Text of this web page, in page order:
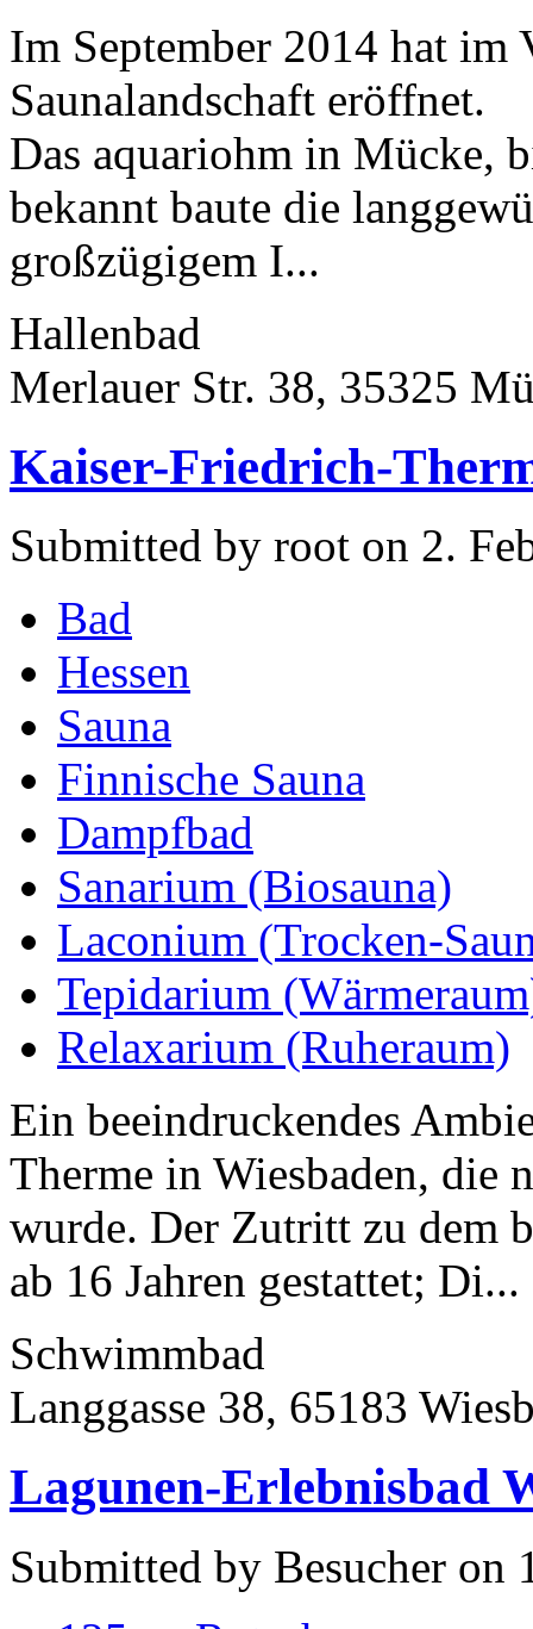
Im September 2014 hat im
Saunalandschaft eröffnet.
Das aquariohm in Mücke,
bekannt baute die
großzügigem I...
Hallenbad
Merlauer Str. 38, 35325
Kaiser-Friedrich-
Submitted by root on 2.
Bad
Hessen
Sauna
Finnische Sauna
Dampfbad
Sanarium (Biosauna)
Laconium (Trocken-
Tepidarium
Relaxarium (Ruheraum)
Ein beeindruckendes
Therme in Wiesbaden, die
wurde. Der Zutritt zu dem
ab 16 Jahren gestattet; Di...
Schwimmbad
Langgasse 38, 65183
Lagunen-Erlebnisbad
Submitted by Besucher on